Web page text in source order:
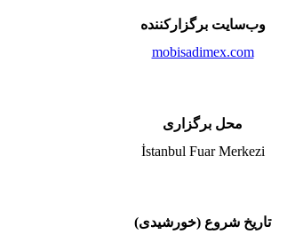
وب‌سایت برگزارکننده
mobisadimex.com
محل برگزاری
İstanbul Fuar Merkezi
تاریخ شروع (خورشیدی)